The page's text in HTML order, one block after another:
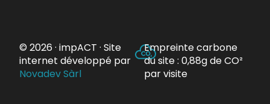
© 2026 · impACT · Site
internet développé par
Novadev Sàrl
Empreinte carbone
du site : 0,88g de CO²
par visite
Soutenir